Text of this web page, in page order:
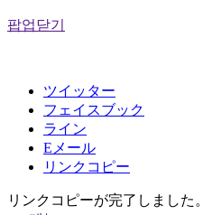
팝업닫기
ツイッター
フェイスブック
ライン
Eメール
リンクコピー
リンクコピーが完了しました。